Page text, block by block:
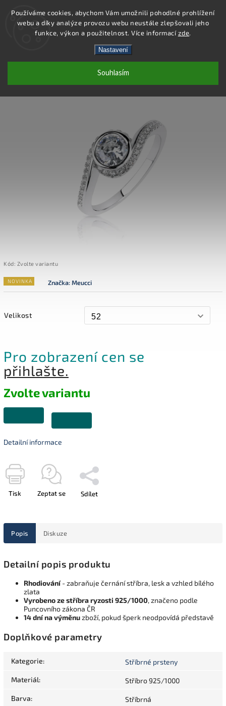
Používáme cookies, abychom Vám umožnili pohodlné prohlížení
webu a díky analýze provozu webu neustále zlepšovali jeho
funkce, výkon a použitelnost. Více informacízde.
Nastavení
Souhlasím
Hledat
SR196 - PRSTEN AG 925/1000
Kód: Zvolte variantu
NOVINKA Značka:Meucci
Velikost
Pro zobrazení cen se
přihlašte.
Zvolte variantu
Detailní informace
Tisk Zeptat se Sdílet
Popis Diskuze
Detailní popis produktu
Rhodiování- zabraňuje černání stříbra, lesk a vzhled bílého
zlata
Vyrobeno ze stříbra ryzosti 925/1000, značeno podle
Puncovního zákona ČR
14 dní na výměnuzboží, pokud šperk neodpovídá představě
Doplňkové parametry
Kategorie: Stříbrné prsteny
Materiál: Stříbro 925/1000
Barva: Stříbrná